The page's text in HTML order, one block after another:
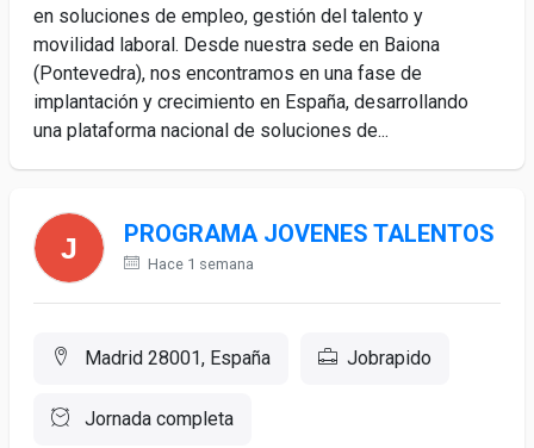
en soluciones de empleo, gestión del talento y
movilidad laboral. Desde nuestra sede en Baiona
(Pontevedra), nos encontramos en una fase de
implantación y crecimiento en España, desarrollando
una plataforma nacional de soluciones de...
PROGRAMA JOVENES TALENTOS
Hace 1 semana
Madrid 28001, España Jobrapido
Jornada completa